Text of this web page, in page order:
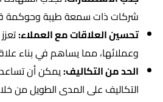
شركات ذات سمعة طيبة وحوكمة
تحسين العلاقات مع العملاء:
وعملائها، مما يساهم في بناء
الحد من التكاليف:يمكن أن
التكاليف على المدى الطويل من